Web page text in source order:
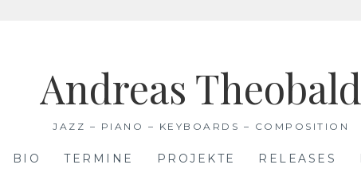
Andreas Theobald
JAZZ – PIANO – KEYBOARDS – COMPOSITION
BIO TERMINE PROJEKTE RELEASES